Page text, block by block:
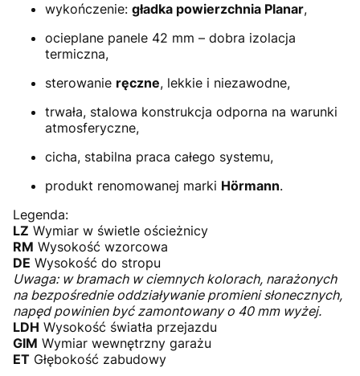
wykończenie: gładka powierzchnia Planar,
ocieplane panele 42 mm – dobra izolacja
termiczna,
sterowanie ręczne, lekkie i niezawodne,
trwała, stalowa konstrukcja odporna na warunki
atmosferyczne,
cicha, stabilna praca całego systemu,
produkt renomowanej marki Hörmann.
Legenda:
LZ Wymiar w świetle ościeżnicy
RM Wysokość wzorcowa
DE Wysokość do stropu
Uwaga: w bramach w ciemnych kolorach, narażonych
na bezpośrednie oddziaływanie promieni słonecznych,
napęd powinien być zamontowany o 40 mm wyżej.
LDH Wysokość światła przejazdu
GIM Wymiar wewnętrzny garażu
ET Głębokość zabudowy